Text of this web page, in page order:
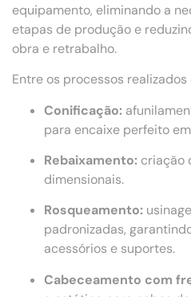
equipamento, eliminando a
etapas de produção e
obra e retrabalho.
Entre os processos realizados
Conificação:
para encaixe perfeito
Rebaixamento: criação
dimensionais.
Rosqueamento:
padronizadas,
acessórios e suportes.
Cabeceamento com